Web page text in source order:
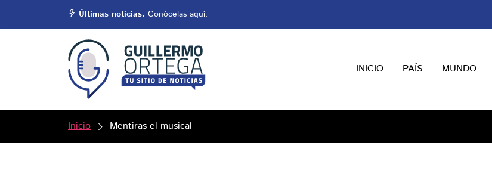
Últimas noticias. Conócelas aquí.
INICIO PAÍS MUNDO
Inicio Mentiras el musical